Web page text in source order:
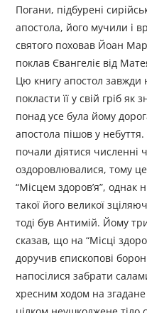
Погани, підбурені
апостола, його мучили і
святого поховав Йоан
поклав Євангеліє від
Цю книгу апостол завжди
покласти її у свій гріб
понад усе була йому
апостола пішов у
почали діятися численні
оздоровлювалися, тому
“Місцем здоров’я”, однак
такої його великої
тоді був Антимій. Йому
сказав, що на “Місці
доручив єпископові
напосілися забрати
хресним ходом на